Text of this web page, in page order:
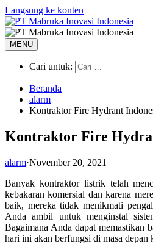
Langsung ke konten
MENU
Cari untuk:
Beranda
alarm
Kontraktor Fire Hydrant
Kontraktor Fire
alarm·November 20, 2021
Banyak kontraktor listrik telah
kebakaran komersial dan karena
baik, mereka tidak menikmati
Anda ambil untuk menginstal
Bagaimana Anda dapat memastikan
hari ini akan berfungsi di masa depan